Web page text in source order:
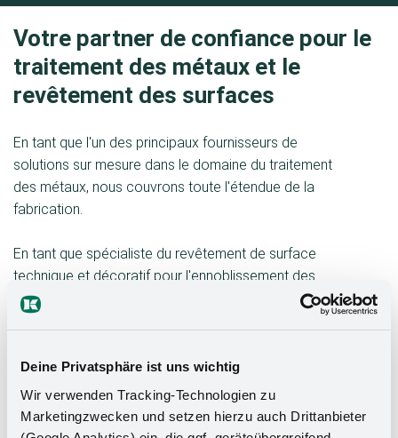
Deine Privatsphäre ist uns wichtig
Wir verwenden Tracking-Technologien zu
Marketingzwecken und setzen hierzu auch Drittanbieter
Votre partner de confiance pour le
traitement des métaux et le
revêtement des surfaces
En tant que l'un des principaux fournisseurs de
solutions sur mesure dans le domaine du traitement
des métaux, nous couvrons toute l'étendue de la
fabrication.
En tant que spécialiste du revêtement de surface
technique et décoratif pour l'ennoblissement des
métaux, nous planifions, mettons en œuvre et
et les technologies les plus modernes dans la
fabrication.
Des analyses en laboratoire aux mesures de pièces